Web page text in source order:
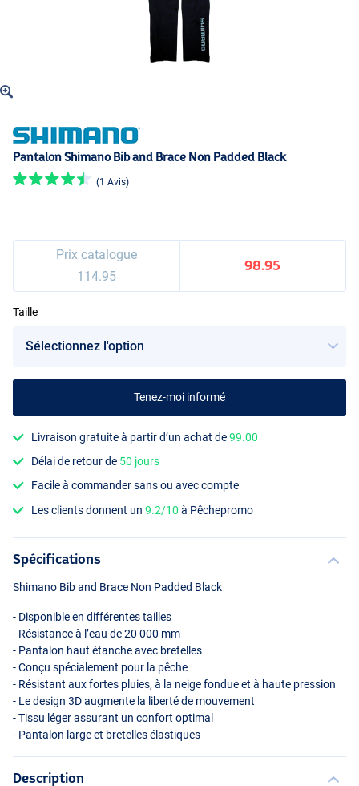
Pantalon Shimano Bib and Brace Non Padded Black
(1 Avis)
Prix catalogue
114.95
98.95
Taille
Tenez-moi informé
Livraison gratuite à partir d’un achat de99.00
Délai de retour de 50 jours
Facile à commander sans ou avec compte
Les clients donnent un9.2/10 à Pêchepromo
Spécifications
Shimano Bib and Brace Non Padded Black
- Disponible en différentes tailles
- Résistance à l’eau de 20 000 mm
- Pantalon haut étanche avec bretelles
- Conçu spécialement pour la pêche
- Résistant aux fortes pluies, à la neige fondue et à haute pression
- Le design 3D augmente la liberté de mouvement
- Tissu léger assurant un confort optimal
- Pantalon large et bretelles élastiques
Description